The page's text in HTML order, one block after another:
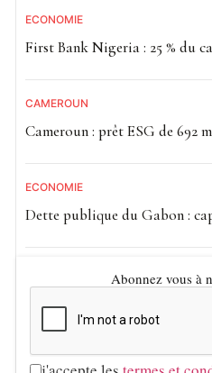
ECONOMIE
First Bank Nigeria : 25 % du
CAMEROUN
Cameroun : prêt ESG de 692
ECONOMIE
Dette publique du Gabon :
Abonnez vous à